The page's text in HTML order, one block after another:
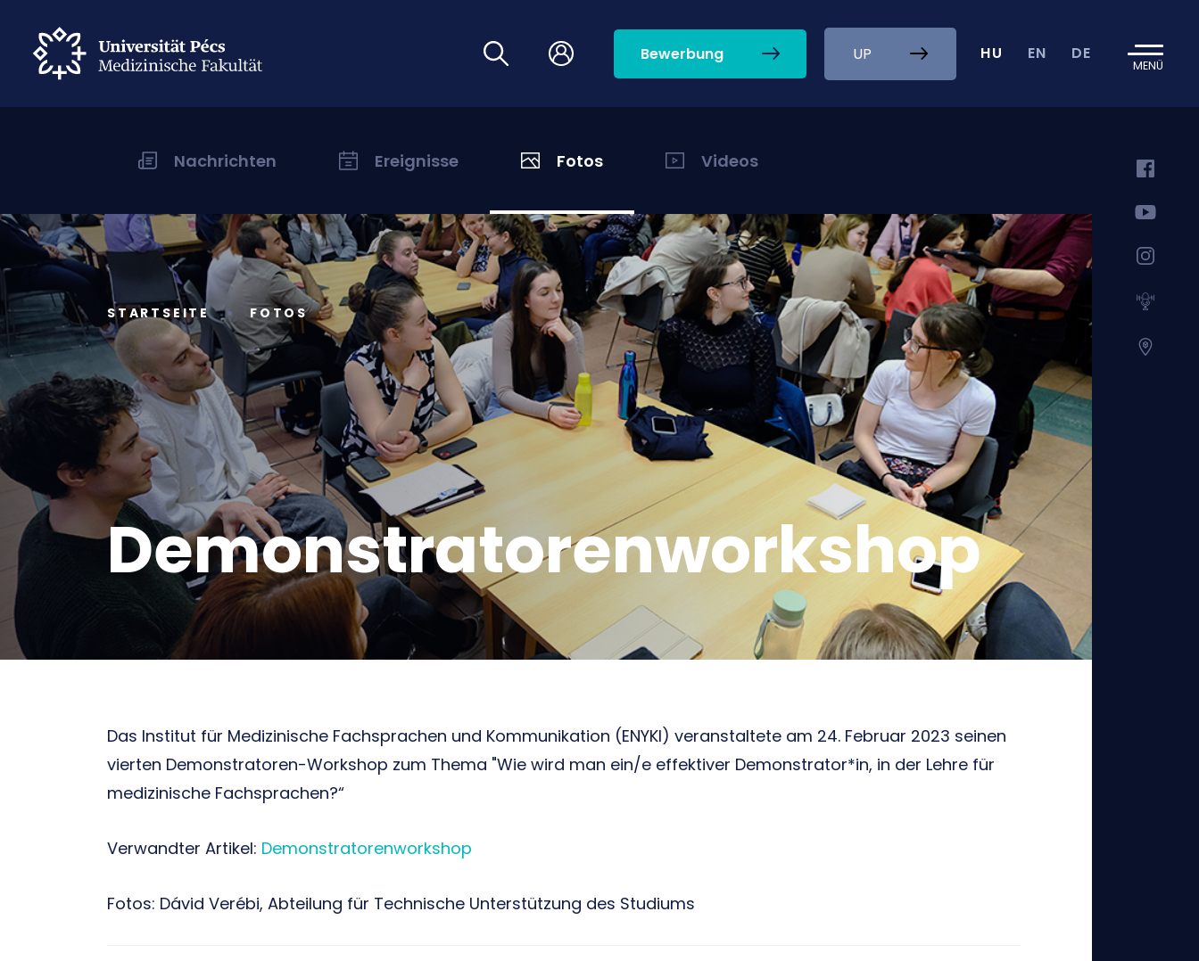
Bewerbung UP HU EN DE
MENÜ
Nachrichten Ereignisse Fotos Videos
STARTSEITE FOTOS
Demonstratorenworkshop
Das Institut für Medizinische Fachsprachen und Kommunikation (ENYKI) veranstaltete am 24. Februar 2023 seinen
vierten Demonstratoren-Workshop zum Thema "Wie wird man ein/e effektiver Demonstrator*in, in der Lehre für
medizinische Fachsprachen?“
Verwandter Artikel: Demonstratorenworkshop
Fotos: Dávid Verébi, Abteilung für Technische Unterstützung des Studiums